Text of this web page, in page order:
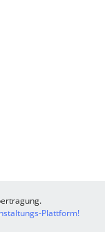
Plattform!